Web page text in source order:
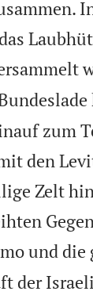
zum
den
Zelt
und die
der